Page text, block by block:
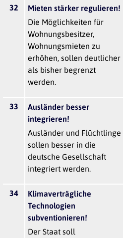
32
Mieten stärker regulieren!
Die Möglichkeiten für
Wohnungsbesitzer,
Wohnungsmieten zu
erhöhen, sollen deutlicher
als bisher begrenzt
werden.
33
Ausländer besser
integrieren!
Ausländer und Flüchtlinge
sollen besser in die
deutsche Gesellschaft
integriert werden.
34
Klimaverträgliche
Technologien
subventionieren!
Der Staat soll